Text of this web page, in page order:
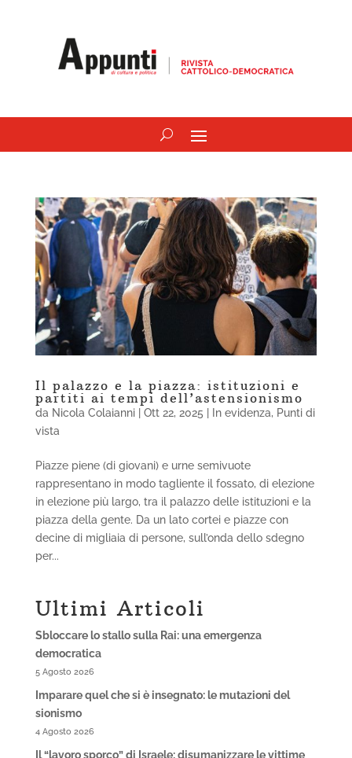
Il palazzo e la piazza: istituzioni e
partiti ai tempi dell’astensionismo
da Nicola Colaianni| Ott 22, 2025 In evidenza, Punti di
vista
Piazze piene (di giovani) e urne semivuote
rappresentano in modo tagliente il fossato, di elezione
in elezione più largo, tra il palazzo delle istituzioni e la
piazza della gente. Da un lato cortei e piazze con
decine di migliaia di persone, sull’onda dello sdegno
per...
Ultimi Articoli
Sbloccare lo stallo sulla Rai: una emergenza
democratica
5 Agosto 2026
Imparare quel che si è insegnato: le mutazioni del
sionismo
4 Agosto 2026
Il “lavoro sporco” di Israele: disumanizzare le vittime